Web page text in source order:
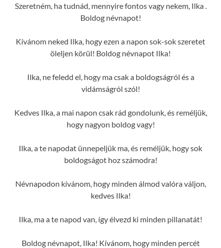
Szeretném, ha tudnád, mennyire fontos vagy nekem, Ilka .
Boldog névnapot!
Kívánom neked Ilka, hogy ezen a napon sok-sok szeretet
öleljen körül! Boldog névnapot Ilka!
Ilka, ne feledd el, hogy ma csak a boldogságról és a
vidámságról szól!
Kedves Ilka, a mai napon csak rád gondolunk, és reméljük,
hogy nagyon boldog vagy!
Ilka, a te napodat ünnepeljük ma, és reméljük, hogy sok
boldogságot hoz számodra!
Névnapodon kívánom, hogy minden álmod valóra váljon,
kedves Ilka!
Ilka, ma a te napod van, így élvezd ki minden pillanatát!
Boldog névnapot, Ilka! Kívánom, hogy minden percét